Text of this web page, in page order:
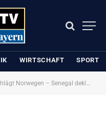
WIRTSCHAFT SPORT
– Senegal deklassiert Irak